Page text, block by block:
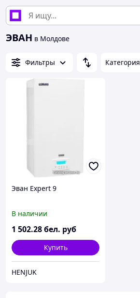
ЭВАН в Молдове
Фильтры Категория
Эван Expert 9
В наличии
1 502.28бел. руб
Купить
HENJUK